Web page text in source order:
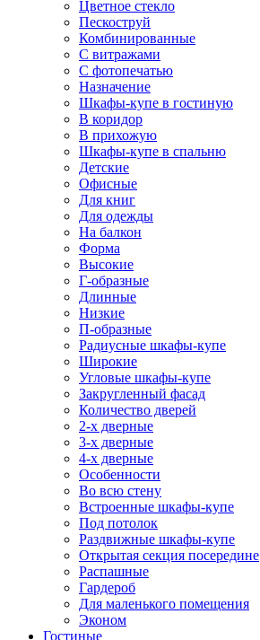
Цветное стекло
Пескоструй
Комбинированные
С витражами
С фотопечатью
Назначение
Шкафы-купе в гостиную
В коридор
В прихожую
Шкафы-купе в спальню
Детские
Офисные
Для книг
Для одежды
На балкон
Форма
Высокие
Г-образные
Длинные
Низкие
П-образные
Радиусные шкафы-купе
Широкие
Угловые шкафы-купе
Закругленный фасад
Количество дверей
2-х дверные
3-х дверные
4-х дверные
Особенности
Во всю стену
Встроенные шкафы-купе
Под потолок
Раздвижные шкафы-купе
Открытая секция посередине
Распашные
Гардероб
Для маленького помещения
Эконом
Гостиные